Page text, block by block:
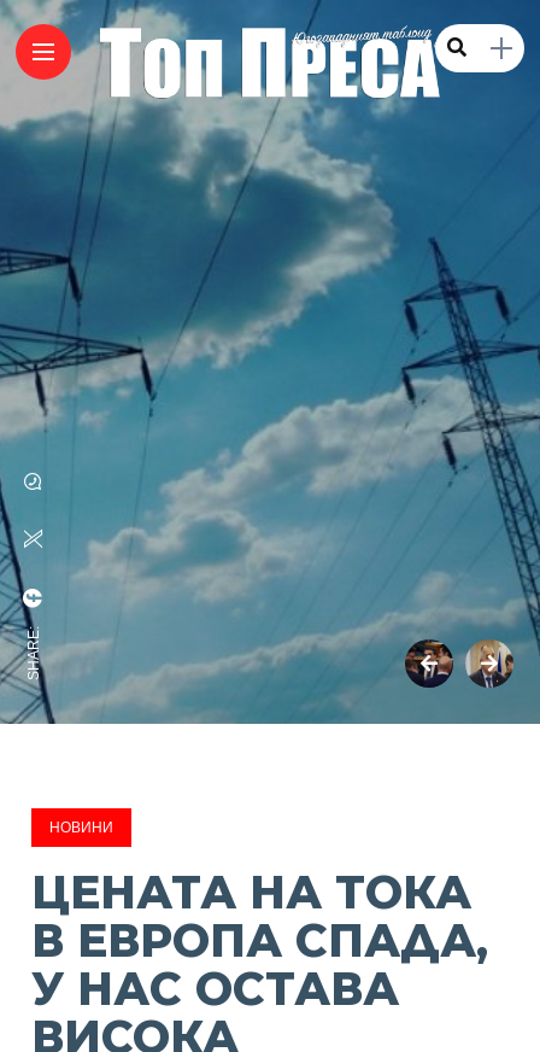
SHARE:
НОВИНИ
ЦЕНАТА НА ТОКА
В ЕВРОПА СПАДА,
У НАС ОСТАВА
ВИСОКА